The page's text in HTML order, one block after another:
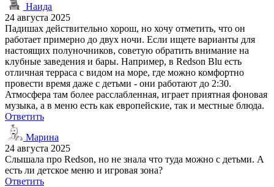
Наида
24 августа 2025
Падишах действительно хорош, но хочу отметить, что он
работает примерно до двух ночи. Если ищете варианты для
настоящих полуночников, советую обратить внимание на
клубные заведения и бары. Например, в Redson Blu есть
отличная терраса с видом на море, где можно комфортно
провести время даже с детьми - они работают до 2:30.
Атмосфера там более расслабленная, играет приятная фоновая
музыка, а в меню есть как европейские, так и местные блюда.
Ответить
Марина
24 августа 2025
Слышала про Redson, но не знала что туда можно с детьми. А
есть ли детское меню и игровая зона?
Ответить